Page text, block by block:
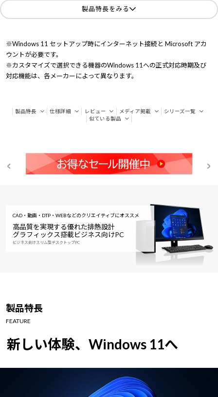
製品特長をみる
※Windows 11 セットアップ時にインターネット接続と Microsoft アカ
ウントが必要です。
※カスタマイズで選択できる機器のWindows 11への正式対応時期及び
対応機能は、各メーカーによって異なります。
製品特長 仕様詳細 レビュー メディア掲載
シリーズ一覧
似ている製品
CAD・動画・DTP・WEBなどのクリエイティブにオススメ
高品質を実現する優れた排熱設計
グラフィックス搭載ビジネス向けPC
ビジネス向けスリム型デスクトップPC
製品特長
FEATURE
新しい体験、Windows 11へ